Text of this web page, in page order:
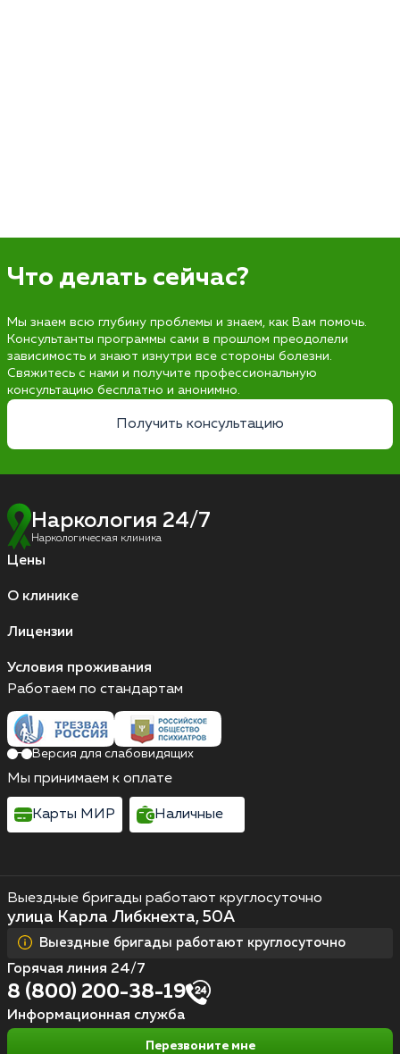
Что делать сейчас?
Мы знаем всю глубину проблемы и знаем, как Вам помочь.
Консультанты программы сами в прошлом преодолели
зависимость и знают изнутри все стороны болезни.
Свяжитесь с нами и получите профессиональную
консультацию бесплатно и анонимно.
Получить консультацию
Наркология 24/7
Наркологическая клиника
Цены
О клинике
Лицензии
Условия проживания
Выездные бригады работают круглосуточно
улица Карла Либкнехта, 50А
Выездные бригады работают круглосуточно
Горячая линия 24/7
8 (800) 200-38-19
Информационная служба
Перезвоните мне
Работаем по стандартам
Версия для слабовидящих
Мы принимаем к оплате
Карты МИР Наличные